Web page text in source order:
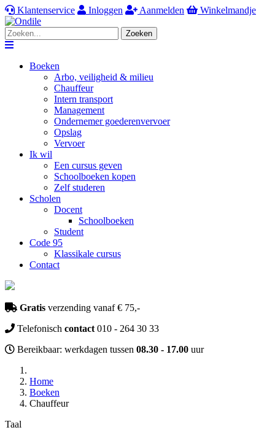
Klantenservice Inloggen Aanmelden Winkelmandje
Zoeken
Navigation
Boeken
Arbo, veiligheid & milieu
Chauffeur
Intern transport
Management
Ondernemer goederenvervoer
Opslag
Vervoer
Ik wil
Een cursus geven
Schoolboeken kopen
Zelf studeren
Scholen
Docent
Schoolboeken
Student
Code 95
Klassikale cursus
Contact
Gratis verzending vanaf € 75,-
Telefonisch contact 010 - 264 30 33
Bereikbaar: werkdagen tussen 08.30 - 17.00 uur
Home
Boeken
Chauffeur
Taal